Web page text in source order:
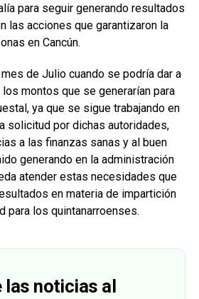
para seguir generando resultados
las acciones que garantizaron la
en Cancún.
de Julio cuando se podría dar a
montos que se generarían para
ya que se sigue trabajando en
solicitud por dichas autoridades,
a las finanzas sanas y al buen
generando en la administración
atender estas necesidades que
en materia de impartición
para los quintanarroenses.
las noticias al